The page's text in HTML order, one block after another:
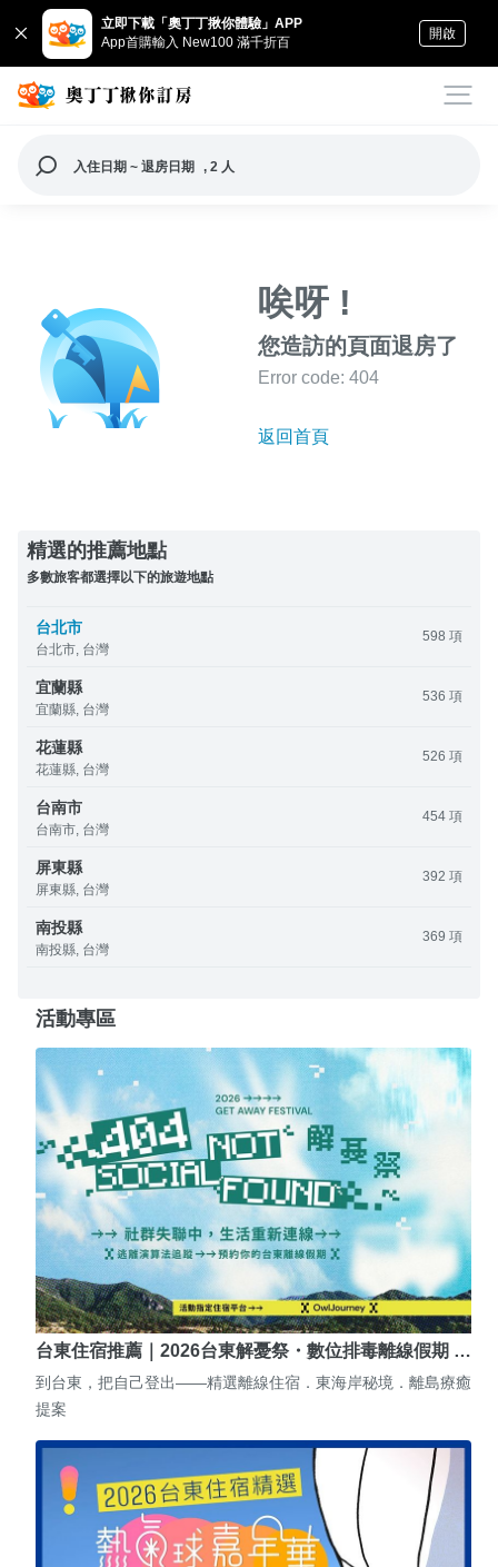
立即下載「奧丁丁揪你體驗」APP
App首購輸入 New100 滿千折百
開啟
入住日期 ~ 退房日期 , 2 人
唉呀 !
您造訪的頁面退房了
Error code: 404
返回首頁
精選的推薦地點
多數旅客都選擇以下的旅遊地點
台北市
台北市, 台灣
598 項
宜蘭縣
宜蘭縣, 台灣
536 項
花蓮縣
花蓮縣, 台灣
526 項
台南市
台南市, 台灣
454 項
屏東縣
屏東縣, 台灣
392 項
南投縣
南投縣, 台灣
369 項
活動專區
台東住宿推薦｜2026台東解憂祭・數位排毒離線假期 …
到台東，把自己登出——精選離線住宿．東海岸秘境．離島療癒
提案